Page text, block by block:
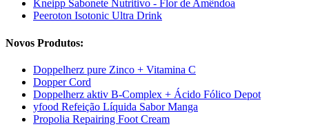
Kneipp Sabonete Nutritivo - Flor de Amêndoa
Peeroton Isotonic Ultra Drink
Novos Produtos:
Doppelherz pure Zinco + Vitamina C
Dopper Cord
Doppelherz aktiv B-Complex + Ácido Fólico Depot
yfood Refeição Líquida Sabor Manga
Propolia Repairing Foot Cream